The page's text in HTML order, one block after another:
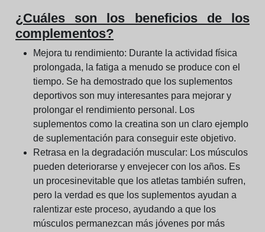
¿Cuáles son los beneficios de los
complementos?
Mejora tu rendimiento: Durante la actividad física
prolongada, la fatiga a menudo se produce con el
tiempo. Se ha demostrado que los suplementos
deportivos son muy interesantes para mejorar y
prolongar el rendimiento personal. Los
suplementos como la creatina son un claro ejemplo
de suplementación para conseguir este objetivo.
Retrasa en la degradación muscular: Los músculos
pueden deteriorarse y envejecer con los años. Es
un procesinevitable que los atletas también sufren,
pero la verdad es que los suplementos ayudan a
ralentizar este proceso, ayudando a que los
músculos permanezcan más jóvenes por más